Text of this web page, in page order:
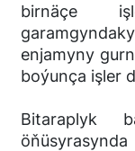
birnäçe
enjamyny
boýunça işler
Bitaraplyk